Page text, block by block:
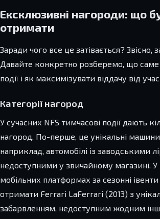
Ексклюзивні нагороди: що
отримати
Заради чого все це затівається? Звісно,
Давайте конкретно розберемо, що саме
події і як максимізувати віддачу від
Категорії нагород
У сучасних NFS тимчасові події дають
нагород. По-перше, це унікальні машини
наприклад, автомобілі із заводськими
недоступними у звичайному магазині. У
мобільних платформах за сезонні
отримати Ferrari LaFerrari (2013) з
забарвленням, недоступним жодним